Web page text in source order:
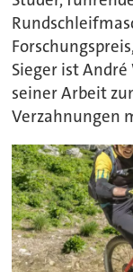
Sieger ist
seiner Arbeit
Verzahnungen